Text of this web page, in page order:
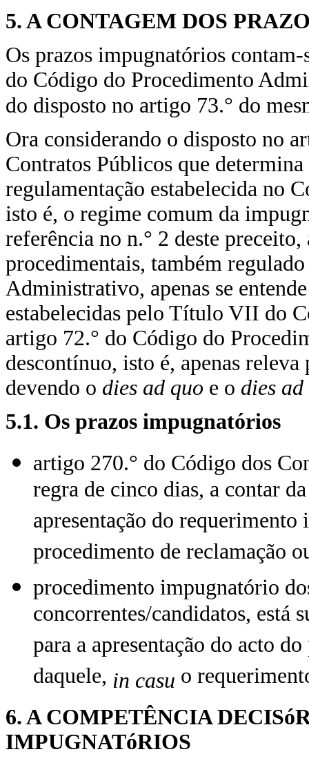
5. A CONTAGEM DOS
Os prazos impugnatórios
do Código do Procedimento
do disposto no artigo 73.° do
Ora considerando o disposto no
Contratos Públicos que
regulamentação estabelecida no
isto é, o regime comum da
referência no n.° 2 deste
procedimentais, também
Administrativo, apenas se
estabelecidas pelo Título VII do
artigo 72.° do Código do
descontínuo, isto é, apenas
devendo o dies ad quo e o dies
5.1. Os prazos impugnatórios
artigo 270.° do Código dos
regra de cinco dias, a contar
apresentação do
procedimento de reclamação
procedimento impugnatório
concorrentes/candidatos, está
para a apresentação do acto
daquele, in casu o
6. A COMPETÊNCIA
IMPUGNATóRIOS